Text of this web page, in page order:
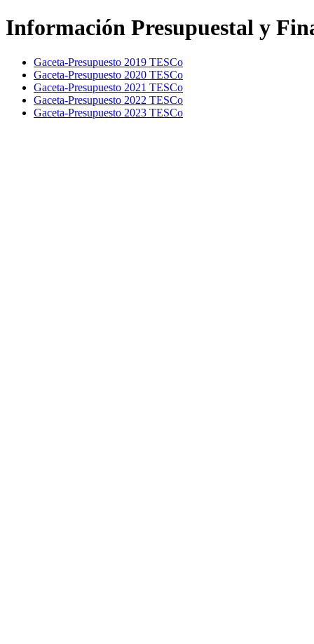
Información Presupuestal y
Gaceta-Presupuesto 2019 TESCo
Gaceta-Presupuesto 2020 TESCo
Gaceta-Presupuesto 2021 TESCo
Gaceta-Presupuesto 2022 TESCo
Gaceta-Presupuesto 2023 TESCo